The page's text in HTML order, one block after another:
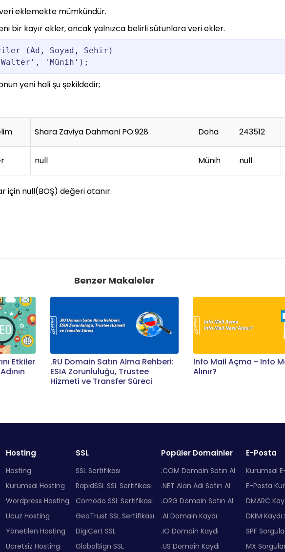
eklemekte mümkündür.
bir kayır ekler, ancak yalnızca belirli sütunlara veri ekler.
(Ad, Soyad, Sehir)
'Münih');
yeni hali şu şekildedir;
Shara Zaviya Dahmani PO:928 Doha 243512
null Münih null
için null(BOŞ) değeri atanır.
Benzer Makaleler
Etkiler
.RU Domain Satın Alma Rehberi:
ESIA Zorunluluğu, Trustee
Hizmeti ve Transfer Süreci
Info Mail Açma - Info
Alınır?
Hosting
Hosting
Kurumsal Hosting
Wordpress Hosting
Ucuz Hosting
Yönetilen Hosting
Ücretsiz Hosting
SSL
SSL Sertifikası
RapidSSL SSL Sertifikası
Comodo SSL Sertifikası
GeoTrust SSL Sertifikası
DigiCert SSL
GlobalSign SSL
Popüler Domainler
.COM Domain Satın Al
.NET Alan Adı Satın Al
.ORG Domain Satın Al
.AI Domain Kaydı
.IO Domain Kaydı
.US Domain Kaydı
E-Posta
Kurumsal
E-Posta Kur
DMARC
DKIM
SPF
MX